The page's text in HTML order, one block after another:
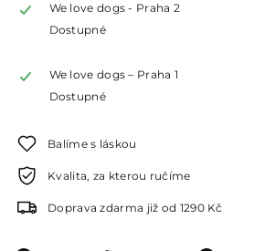
We love dogs - Praha 2
Dostupné
We love dogs – Praha 1
Dostupné
Balíme s láskou
Kvalita, za kterou ručíme
Doprava zdarma již od 1290 Kč